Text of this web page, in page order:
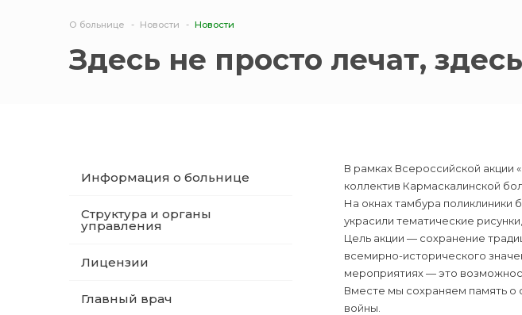
О больнице Новости Новости
Здесь не просто лечат,
Информация о больнице
Структура и органы
управления
Лицензии
Главный врач
В рамках Всероссийской
коллектив Кармаскалинской
На окнах тамбура
украсили тематические
Цель акции — сохранение
всемирно-исторического
мероприятиях — это
Вместе мы сохраняем память о
войны.